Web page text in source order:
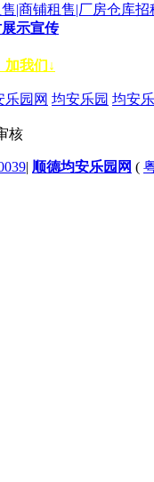
|商铺租售|厂房仓库招
示宣传
加我们↓
乐园网 均安乐园 均安
核
| 顺德均安乐园网 (